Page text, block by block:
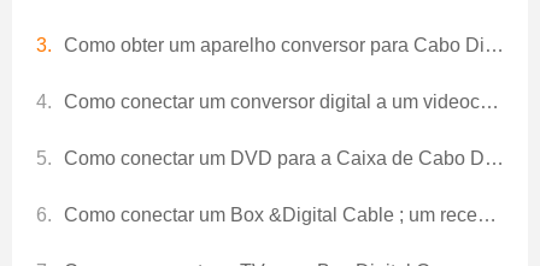
Como obter um aparelho conversor para Cabo Digital
Como conectar um conversor digital a um videocassete analógico
Como conectar um DVD para a Caixa de Cabo Digital
Como conectar um Box &Digital Cable ; um receptor Digital